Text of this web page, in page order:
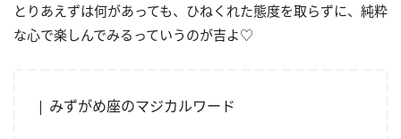
とりあえずは何があっても、ひねくれた態度を取らずに、純粋
な心で楽しんでみるっていうのが吉よ♡
みずがめ座のマジカルワード